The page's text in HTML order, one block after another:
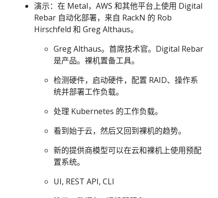
演示：在 Metal，AWS 和其他平台上使用 Digital
Rebar 自动化部署，来自 RackN 的 Rob
Hirschfeld 和 Greg Althaus。
Greg Althaus。首席技术官。Digital Rebar
是产品。裸机置备工具。
检测硬件，启动硬件，配置 RAID、操作系
统并部署工作负载。
处理 Kubernetes 的工作负载。
看到始于云，然后又回到裸机的趋势。
新的提供商模型可以在云和裸机上使用预配
置系统。
UI, REST API, CLI